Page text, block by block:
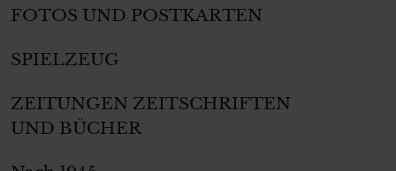
FOTOS UND POSTKARTEN
SPIELZEUG
ZEITUNGEN ZEITSCHRIFTEN
UND BÜCHER